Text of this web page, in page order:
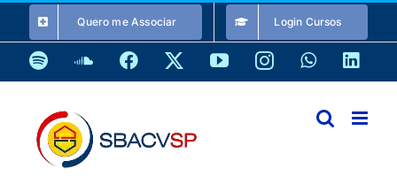
o
conteúdo
Quero me Associar Login Cursos
SpotifySoundCloud
Facebook YouTubeInstagramWhatsApp